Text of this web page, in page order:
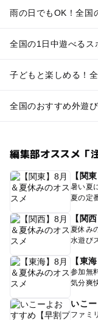
雨の日でもOK！全国
全国の1日中遊べるス
子どもと楽しめる！
全国のおすすめ外遊
編集部オススメ「
【関
暑い夏
夏の定
【関
夏休み
水遊び
【東
参加無
気分爽
いこ
ファミ